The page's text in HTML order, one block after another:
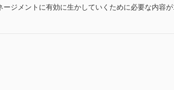
ージメントに有効に生かしていくために必要な内容